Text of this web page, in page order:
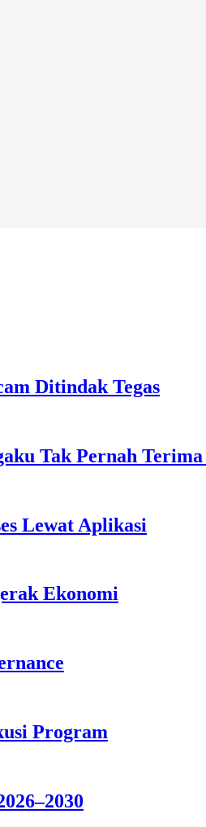
Ditindak Tegas
Tak Pernah
Lewat Aplikasi
Ekonomi
Program